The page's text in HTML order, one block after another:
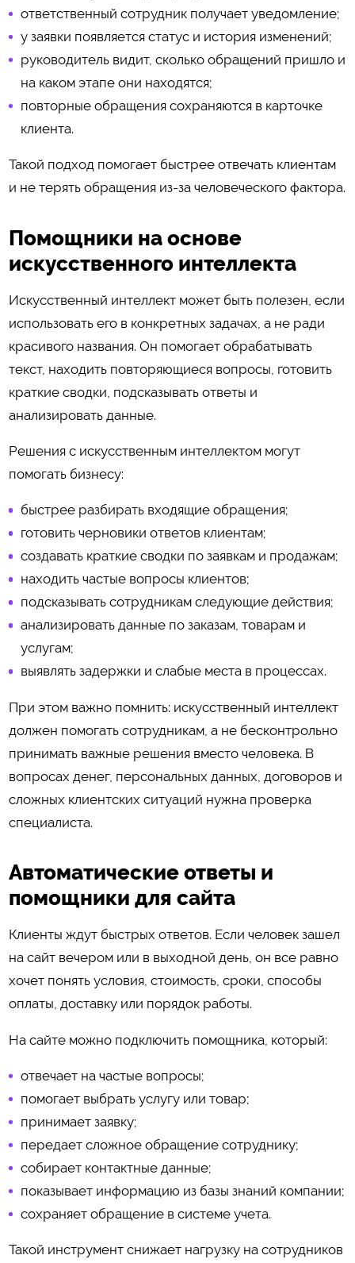
ответственный сотрудник получает уведомление;
у заявки появляется статус и история изменений;
руководитель видит, сколько обращений пришло и
на каком этапе они находятся;
повторные обращения сохраняются в карточке
клиента.
Такой подход помогает быстрее отвечать клиентам
и не терять обращения из-за человеческого фактора.
Помощники на основе
искусственного интеллекта
Искусственный интеллект может быть полезен, если
использовать его в конкретных задачах, а не ради
красивого названия. Он помогает обрабатывать
текст, находить повторяющиеся вопросы, готовить
краткие сводки, подсказывать ответы и
анализировать данные.
Решения с искусственным интеллектом могут
помогать бизнесу:
быстрее разбирать входящие обращения;
готовить черновики ответов клиентам;
создавать краткие сводки по заявкам и продажам;
находить частые вопросы клиентов;
подсказывать сотрудникам следующие действия;
анализировать данные по заказам, товарам и
услугам;
выявлять задержки и слабые места в процессах.
При этом важно помнить: искусственный интеллект
должен помогать сотрудникам, а не бесконтрольно
принимать важные решения вместо человека. В
вопросах денег, персональных данных, договоров и
сложных клиентских ситуаций нужна проверка
специалиста.
Автоматические ответы и
помощники для сайта
Клиенты ждут быстрых ответов. Если человек зашел
на сайт вечером или в выходной день, он все равно
хочет понять условия, стоимость, сроки, способы
оплаты, доставку или порядок работы.
На сайте можно подключить помощника, который:
отвечает на частые вопросы;
помогает выбрать услугу или товар;
принимает заявку;
передает сложное обращение сотруднику;
собирает контактные данные;
показывает информацию из базы знаний компании;
сохраняет обращение в системе учета.
Такой инструмент снижает нагрузку на сотрудников